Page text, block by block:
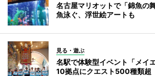
名古屋マリオットで「錦魚
魚泳ぐ、浮世絵アートも
見る・遊ぶ
名駅で体験型イベント「メ
10拠点にクエスト500種類超